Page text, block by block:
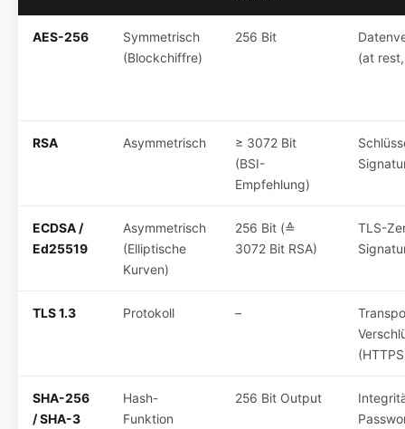
AES-256
Symmetrisch
(Blockchiffre)
256 Bit
(at
RSA Asymmetrisch
≥ 3072 Bit
(BSI-
Empfehlung)
ECDSA /
Ed25519
Asymmetrisch
(Elliptische
Kurven)
256 Bit (≙
3072 Bit RSA)
TLS-
TLS 1.3 Protokoll –
SHA-256
/ SHA-3
Hash-
Funktion
256 Bit Output